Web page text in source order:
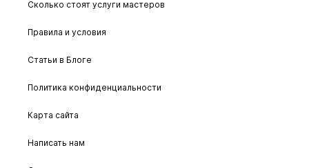
Сколько стоят услуги мастеров
Правила и условия
Статьи в Блоге
Политика конфиденциальности
Карта сайта
Написать нам